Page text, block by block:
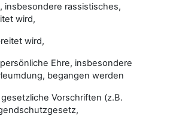
insbesondere rassistisches,
wird,
wird,
Ehre, insbesondere
begangen werden
Vorschriften (z.B.